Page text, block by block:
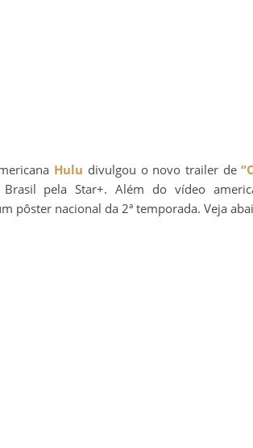
Hulu divulgou o novo trailer de
pela Star+. Além do vídeo
pôster nacional da 2ª temporada. Veja